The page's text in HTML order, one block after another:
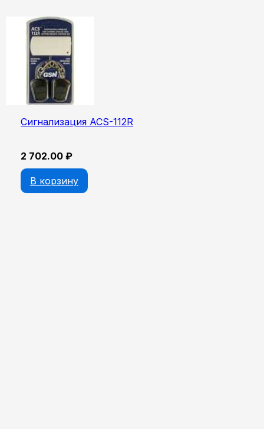
Сигнализация ACS-112R
2 702.00 ₽
В корзину